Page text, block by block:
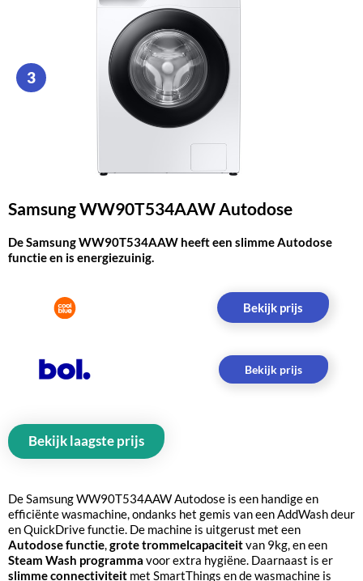
3
Samsung WW90T534AAW Autodose
De Samsung WW90T534AAW heeft een slimme Autodose
functie en is energiezuinig.
Bekijk prijs
Bekijk prijs
Bekijk laagste prijs
De Samsung WW90T534AAW Autodose is een handige en
efficiënte wasmachine, ondanks het gemis van een AddWash deur
en QuickDrive functie. De machine is uitgerust met een
Autodose functie,grote trommelcapaciteitvan 9kg, en een
Steam Wash programma voor extra hygiëne. Daarnaast is er
slimme connectiviteit met SmartThings en de wasmachine is